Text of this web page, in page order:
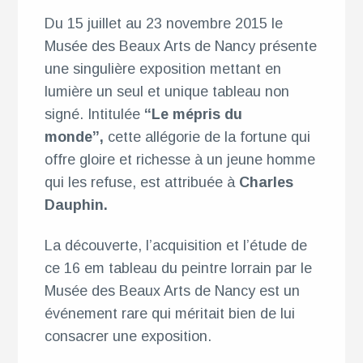
Du 15 juillet au 23 novembre 2015 le
Musée des Beaux Arts de Nancy présente
une singulière exposition mettant en
lumière un seul et unique tableau non
signé. Intitulée “Le mépris du
monde”, cette allégorie de la fortune qui
offre gloire et richesse à un jeune homme
qui les refuse, est attribuée à Charles
Dauphin.
La découverte, l’acquisition et l’étude de
ce 16 em tableau du peintre lorrain par le
Musée des Beaux Arts de Nancy est un
événement rare qui méritait bien de lui
consacrer une exposition.